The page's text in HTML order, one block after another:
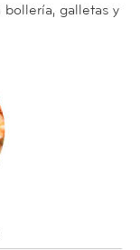
galletas y